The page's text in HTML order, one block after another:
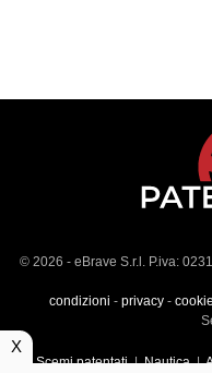
© 2026 - eBrave S.r.l. P.iva:
condizioni - privacy-
Scemi patentati|Nautica|
X